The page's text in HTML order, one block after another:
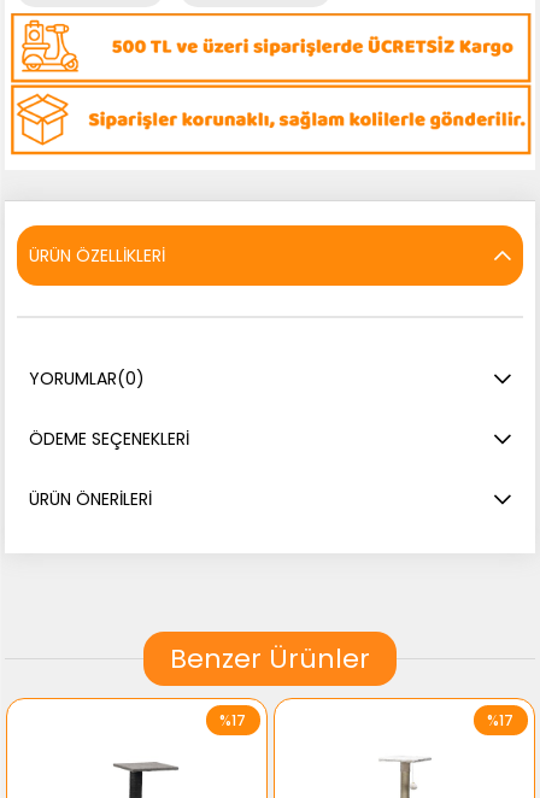
ÜRÜN ÖZELLIKLERI
YORUMLAR(0)
ÖDEME SEÇENEKLERI
ÜRÜN ÖNERILERI
Benzer Ürünler
%17 %17